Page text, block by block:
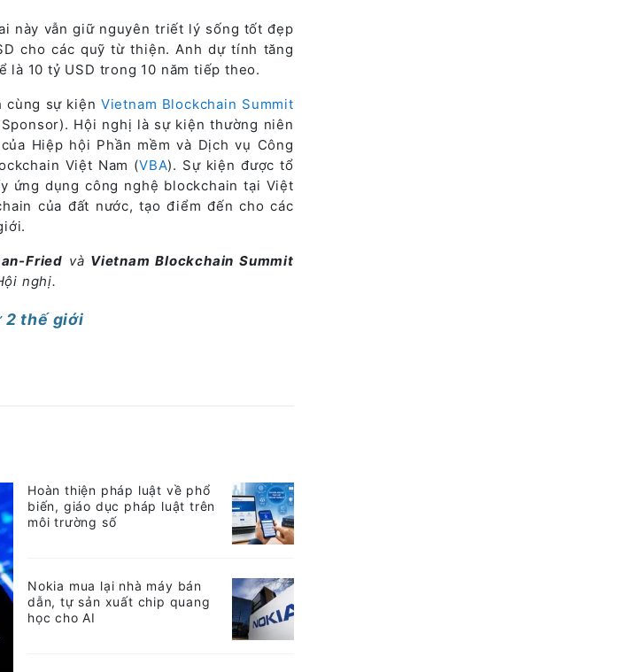
này vẫn giữ nguyên triết lý sống tốt đẹp
cho các quỹ từ thiện. Anh dự tính tăng
là 10 tỷ USD trong 10 năm tiếp theo.
cùng sự kiện Vietnam Blockchain Summit
Hội nghị là sự kiện thường niên
Hiệp hội Phần mềm và Dịch vụ Công
Việt Nam (VBA). Sự kiện được tổ
ứng dụng công nghệ blockchain tại Việt
của đất nước, tạo điểm đến cho các
Fried và Vietnam Blockchain Summit
nghị.
2 thế giới
Hoàn thiện pháp luật về phổ
biến, giáo dục pháp luật trên
môi trường số
Nokia mua lại nhà máy bán
dẫn, tự sản xuất chip quang
học cho AI